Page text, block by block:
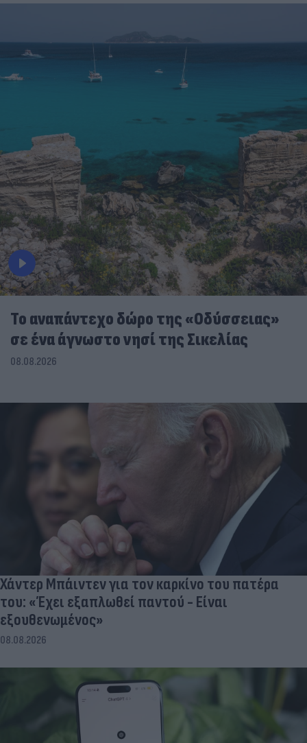
To αναπάντεχο δώρο της «Οδύσσειας»
σε ένα άγνωστο νησί της Σικελίας
08.08.2026
Χάντερ Μπάιντεν για τον καρκίνο του πατέρα
του: «Έχει εξαπλωθεί παντού - Είναι
εξουθενωμένος»
08.08.2026